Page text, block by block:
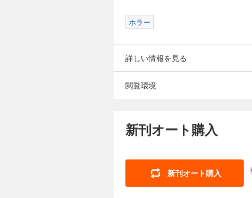
ホラー
詳しい情報を見る
閲覧環境
新刊オート購入
新刊オート購入